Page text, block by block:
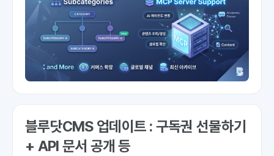
블루닷CMS 업데이트 : 구독권 선물하기
+ API 문서 공개 등